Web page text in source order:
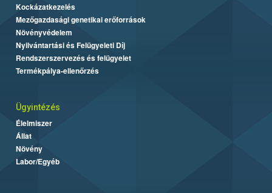
Kockázatkezelés
Mezőgazdasági genetikai erőforrások
Növényvédelem
Nyilvántartási és Felügyeleti Díj
Rendszerszervezés és felügyelet
Termékpálya-ellenőrzés
Ügyintézés
Élelmiszer
Állat
Növény
Labor/Egyéb